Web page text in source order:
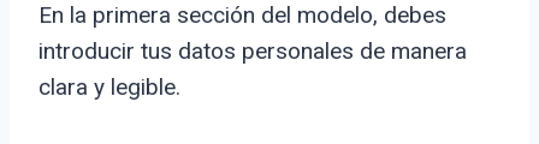
En la primera sección del modelo, debes
introducir tus datos personales de manera
clara y legible.